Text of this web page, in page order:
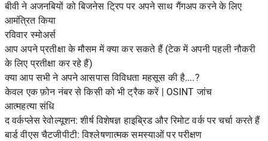
बीवी ने अजनबियों को बिजनेस ट्रिप पर अपने साथ गैंगअप करने के लिए
आमंत्रित किया
रविवार स्मोअर्स
आप अपने प्रतीक्षा के मौसम में क्या कर सकते हैं (टेक में अपनी पहली नौकरी
के लिए प्रतीक्षा कर रहे हैं)
क्या आप सभी ने अपने आसपास विविधता महसूस की है....?
केवल एक फ़ोन नंबर से किसी को भी ट्रैक करें | OSINT जांच
आत्महत्या संधि
द वर्कप्लेस रेवोल्यूशन: शीर्ष विशेषज्ञ हाइब्रिड और रिमोट वर्क पर चर्चा करते हैं
बार्ड वीएस चैटजीपीटी: विश्लेषणात्मक समस्याओं पर परीक्षण